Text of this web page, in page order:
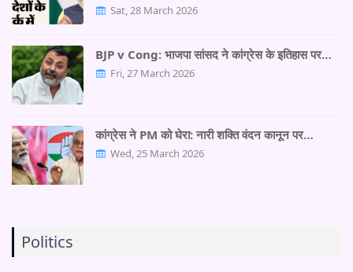
Sat, 28 March 2026
BJP v Cong: भाजपा सांसद ने कांग्रेस के इतिहास पर…
Fri, 27 March 2026
कांग्रेस ने PM को घेरा: नारी शक्ति वंदन कानून पर…
Wed, 25 March 2026
Politics